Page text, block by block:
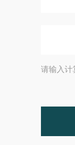
请输入计